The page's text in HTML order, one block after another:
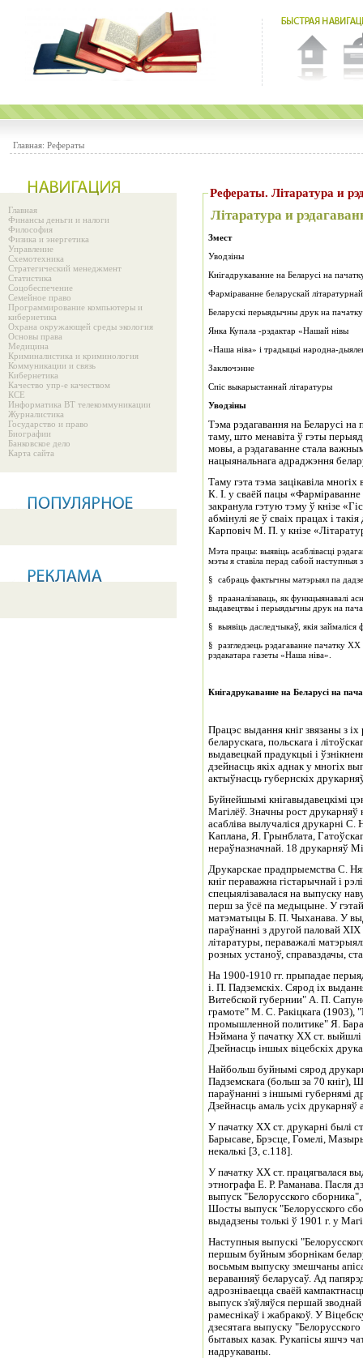
Главная: Рефераты
Главная
Финансы деньги и налоги
Философия
Физика и энергетика
Управление
Схемотехника
Стратегический менеджмент
Статистика
Соцобеспечение
Семейное право
Программирование компьютеры и
кибернетика
Охрана окружающей среды экология
Основы права
Медицина
Криминалистика и криминология
Коммуникации и связь
Кибернетика
Качество упр-е качеством
КСЕ
Информатика ВТ телекоммуникации
Журналистика
Государство и право
Биографии
Банковское дело
Карта сайта
Рефераты.
Літаратура и
Змест
Уводзіны
Кнігадрукаванне на Беларусі на
Фарміраванне беларускай
Беларускі перыядычны друк на
Янка Купала -рэдактар «Нашай нівы
«Наша ніва» і традыцыі народна-
Заключэнне
Спіс выкарыстаннай літаратуры
Уводзіны
Тэма рэдагавання на Беларусі на
таму, што менавіта ў гэты
мовы, а рэдагаванне стала
нацыянальнага адраджэння
Таму гэта тэма зацікавіла
К. І. у сваёй пацы
закранула гэтую тэму ў кнізе
абмінулі яе ў сваіх працах і
Карповіч М. П. у кнізе
Мэта працы: выявіць асаблівасці
мэты я ставіла перад сабой наступныя
§ сабраць фактычны матэрыял па
§ прааналізаваць, як функцыянавалі
выдавецтвы і перыядычны друк на
§ выявіць даследчыкаў, якія
§ разгледзець рэдагаванне пачатку
рэдакатара газеты «Наша ніва».
Кнігадрукаванне на Беларусі на
Працэс выдання кніг звязаны з
беларускага, польскага і
выдавецкай прадукцыі і
дзейнасць якіх аднак у многіх
актыўнасць губернскіх
Буйнейшымі кнігавыдавецкімі
Магілёў. Значны рост друкарняў
асабліва вылучаліся друкарні
Каплана, Я. Грынблата,
нераўназначнай. 18 друкарняў
Друкарскае прадпрыемства С.
кніг пераважна гістарычнай і
спецыялізавалася на выпуску
перш за ўсё па медыцыне. У
матэматыцы Б. П. Чыханава. У
параўнанні з другой паловай XIX
літаратуры, пераважалі
розных устаноў, справаздачы,
На 1900-1910 гг. прыпадае
і. П. Падземскіх. Сярод іх
Витебской губернии" А. П.
грамоте" М. С. Ракіцкага (1903),
промышленной политике" Я.
Нэймана ў пачатку XX ст. выйшлі
Дзейнасць іншых віцебскіх
Найбольш буйнымі сярод
Падземскага (больш за 70 кніг),
параўнанні з іншымі губернямі
Дзейнасць амаль усіх друкарняў
У пачатку XX ст. друкарні былі
Барысаве, Брэсце, Гомелі,
некалькі [3, с.118].
У пачатку XX ст. працягвалася
этнографа Е. Р. Раманава. Пасля
выпуск "Белорусского
Шосты выпуск "Белорусского
выдадзены толькі ў 1901 г. у
Наступныя выпускі
першым буйным зборнікам
восьмым выпуску змешчаны
вераванняў беларусаў. Ад
адрозніваецца сваёй
выпуск з'яўляўся першай
рамеснікаў і жабракоў. У
дзесятага выпуску
бытавых казак. Рукапісы яшчэ
надрукаваны.